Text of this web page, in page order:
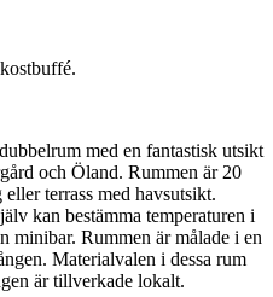
med en fantastisk utsikt
och Öland. Rummen är 20
terrass med havsutsikt.
kan bestämma temperaturen i
minibar. Rummen är målade i en
Materialvalen i dessa rum
är tillverkade lokalt.